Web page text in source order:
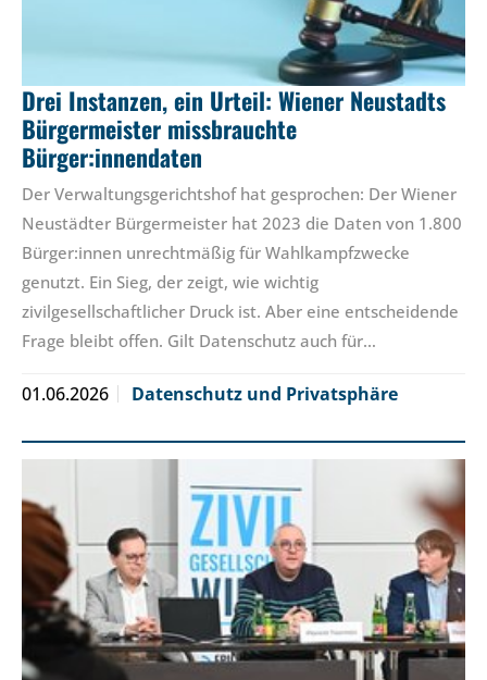
Drei Instanzen, ein Urteil: Wiener Neustadts
Bürgermeister missbrauchte
Bürger:innendaten
Der Verwaltungsgerichtshof hat gesprochen: Der Wiener
Neustädter Bürgermeister hat 2023 die Daten von 1.800
Bürger:innen unrechtmäßig für Wahlkampfzwecke
genutzt. Ein Sieg, der zeigt, wie wichtig
zivilgesellschaftlicher Druck ist. Aber eine entscheidende
Frage bleibt offen. Gilt Datenschutz auch für…
01.06.2026 Datenschutz und Privatsphäre